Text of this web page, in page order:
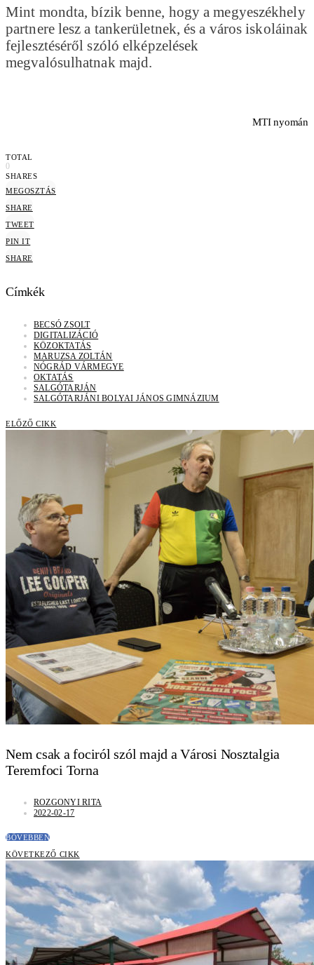
Mint mondta, bízik benne, hogy a megyeszékhely
partnere lesz a tankerületnek, és a város iskoláinak
fejlesztéséről szóló elképzelések
megvalósulhatnak majd.
MTI nyomán
TOTAL
0
SHARES
MEGOSZTÁS
SHARE
TWEET
PIN IT
SHARE
Címkék
BECSÓ ZSOLT
DIGITALIZÁCIÓ
KÖZOKTATÁS
MARUZSA ZOLTÁN
NÓGRÁD VÁRMEGYE
OKTATÁS
SALGÓTARJÁN
SALGÓTARJÁNI BOLYAI JÁNOS GIMNÁZIUM
ELŐZŐ CIKK
Nem csak a fociról szól majd a Városi Nosztalgia
Teremfoci Torna
ROZGONYI RITA
2022-02-17
BŐVEBBEN
KÖVETKEZŐ CIKK